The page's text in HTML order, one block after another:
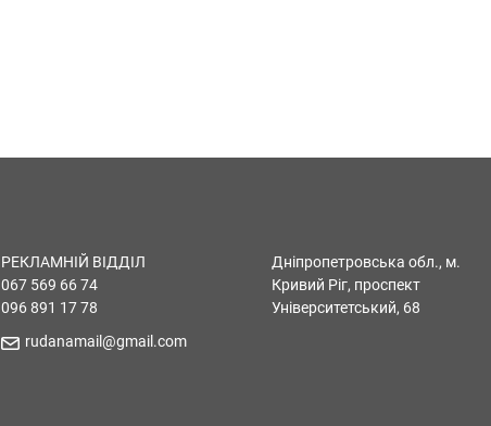
РЕКЛАМНІЙ ВІДДІЛ
067 569 66 74
096 891 17 78
rudanamail@gmail.com
Дніпропетровська обл., м.
Кривий Ріг, проспект
Університетський, 68